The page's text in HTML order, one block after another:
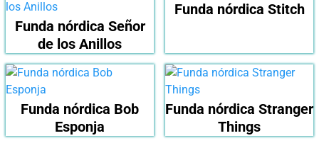
Funda nórdica Señor
de los Anillos
Funda nórdica Stitch
Funda nórdica Bob
Esponja
Funda nórdica Stranger
Things